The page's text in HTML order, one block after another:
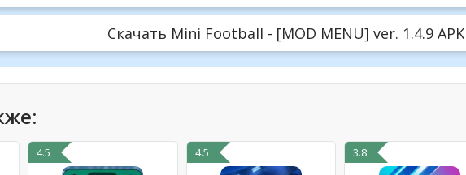
Скачать Mini Football - [MOD MENU] ver. 1.4.9 APK
4.5 4.5 3.8